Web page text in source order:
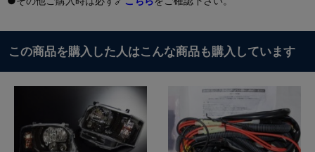
この商品を購入した人はこんな商品も購入しています